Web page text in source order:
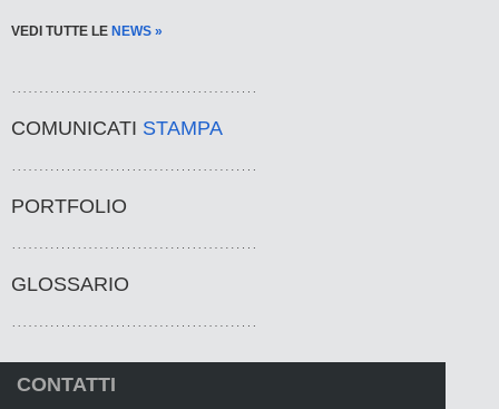
VEDI TUTTE LE NEWS »
COMUNICATI STAMPA
PORTFOLIO
GLOSSARIO
CONTATTI